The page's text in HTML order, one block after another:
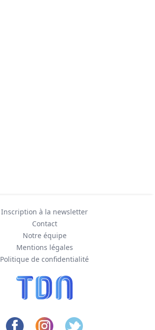
Inscription à la newsletter
Contact
Notre équipe
Mentions légales
Politique de confidentialité